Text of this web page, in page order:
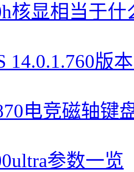
核显相当于什
14.0.1.760版
电竞磁轴键
参数一览